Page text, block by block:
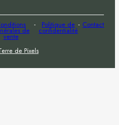
de
vente
Politique de
confidentialité
Contact
de Pixels